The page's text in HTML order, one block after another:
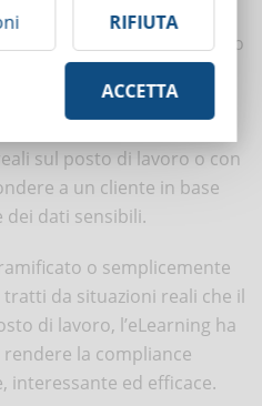
in materia di sicurezza
immagini di incendi o
il corsista deve
conforme alle norme
fare con un video che
sul posto di lavoro o con
a un cliente in base
dati sensibili.
o semplicemente
tratti da situazioni reali che il
di lavoro, l’eLearning ha
la compliance
interessante ed efficace.
RIFIUTA
ACCETTA